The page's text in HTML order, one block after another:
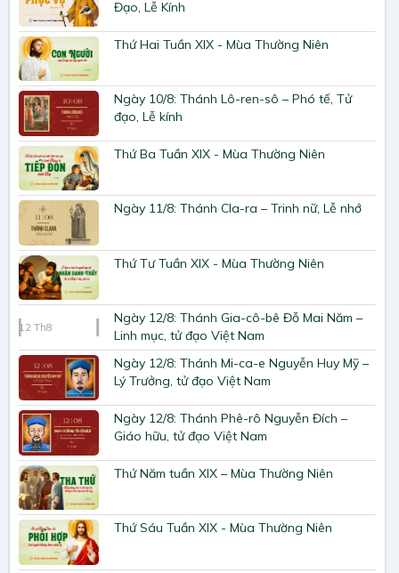
Đạo, Lễ Kính
Thứ Hai Tuần XIX - Mùa Thường Niên
Ngày 10/8: Thánh Lô-ren-sô – Phó tế, Tử
đạo, Lễ kính
Thứ Ba Tuần XIX - Mùa Thường Niên
Ngày 11/8: Thánh Cla-ra – Trinh nữ, Lễ nhớ
Thứ Tư Tuần XIX - Mùa Thường Niên
12 Th8
Ngày 12/8: Thánh Gia-cô-bê Đỗ Mai Năm –
Linh mục, tử đạo Việt Nam
Ngày 12/8: Thánh Mi-ca-e Nguyễn Huy Mỹ –
Lý Trưởng, tử đạo Việt Nam
Ngày 12/8: Thánh Phê-rô Nguyễn Đích –
Giáo hữu, tử đạo Việt Nam
Thứ Năm tuần XIX – Mùa Thường Niên
Thứ Sáu Tuần XIX - Mùa Thường Niên